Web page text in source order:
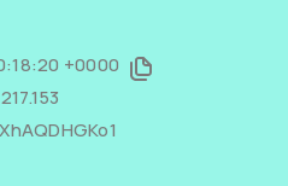
+0000